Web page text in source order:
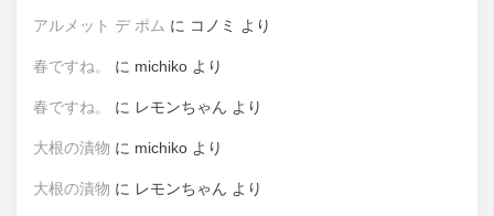
アルメット デ ポム に コノミ より
春ですね。 に michiko より
春ですね。 に レモンちゃん より
大根の漬物 に michiko より
大根の漬物 に レモンちゃん より